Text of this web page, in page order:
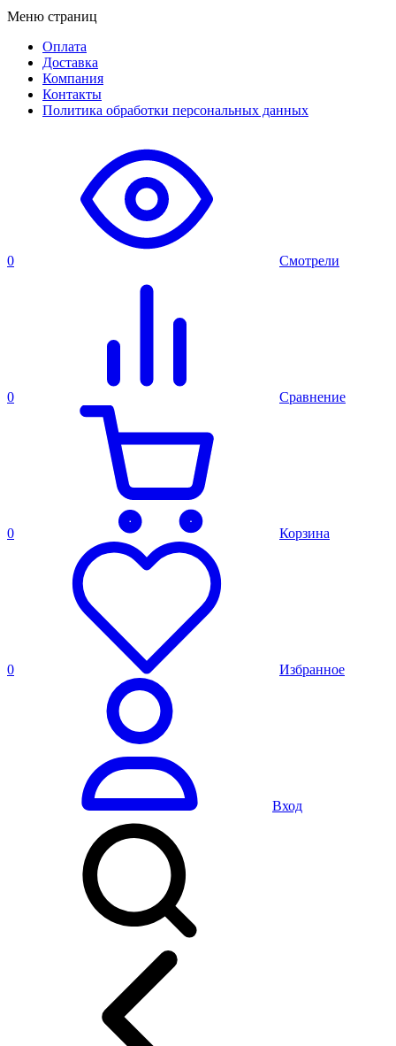
Меню страниц
Оплата
Доставка
Компания
Контакты
Политика обработки персональных данных
0 Смотрели
0 Сравнение
0 Корзина
0 Избранное
Вход